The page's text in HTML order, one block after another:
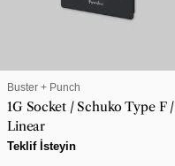
SATICI:
Buster + Punch
1G Socket / Schuko Type F /
Linear
Normal
Teklif İsteyin